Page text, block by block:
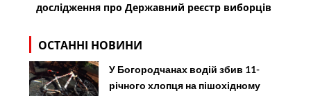
дослідження про Державний реєстр виборців
ОСТАННІ НОВИНИ
У Богородчанах водій збив 11-
річного хлопця на пішохідному